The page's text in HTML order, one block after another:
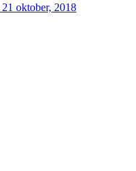
21 oktober, 2018